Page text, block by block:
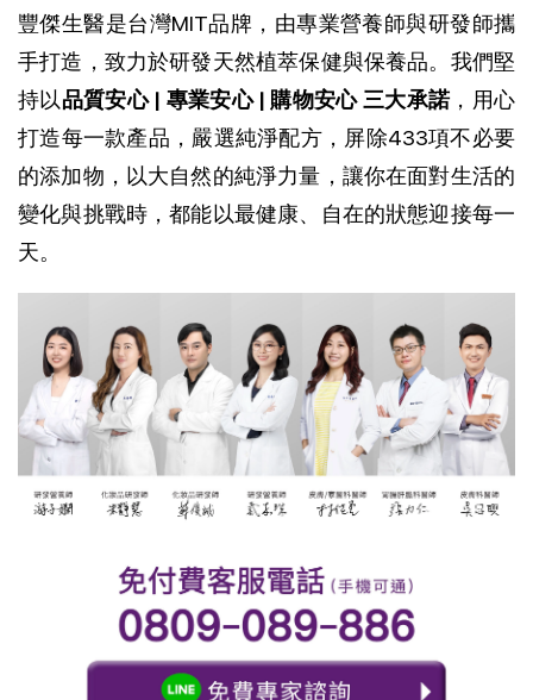
豐傑生醫是台灣MIT品牌，由專業營養師與研發師攜
手打造，致力於研發天然植萃保健與保養品。我們堅
持以品質安心 | 專業安心 | 購物安心 三大承諾，用心
打造每一款產品， 嚴選純淨配方，屏除433項不必要
的添加物，以大自然的純淨力量，讓你在面對生活的
變化與挑戰時，都能以最健康、自在的狀態迎接每一
天。